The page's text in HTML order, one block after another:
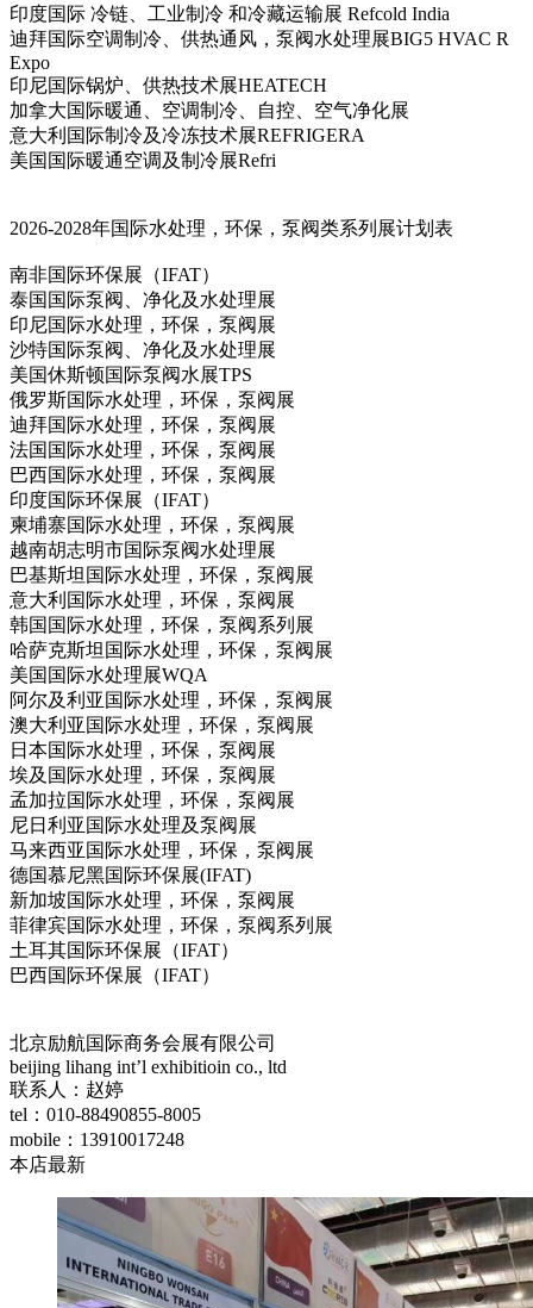
印度国际 冷链、工业制冷 和冷藏运输展 Refcold India
迪拜国际空调制冷、供热通风，泵阀水处理展BIG5 HVAC R
Expo
印尼国际锅炉、供热技术展HEATECH
加拿大国际暖通、空调制冷、自控、空气净化展
意大利国际制冷及冷冻技术展REFRIGERA
美国国际暖通空调及制冷展Refri
2026-2028年国际水处理，环保，泵阀类系列展计划表
南非国际环保展（IFAT）
泰国国际泵阀、净化及水处理展
印尼国际水处理，环保，泵阀展
沙特国际泵阀、净化及水处理展
美国休斯顿国际泵阀水展TPS
俄罗斯国际水处理，环保，泵阀展
迪拜国际水处理，环保，泵阀展
法国国际水处理，环保，泵阀展
巴西国际水处理，环保，泵阀展
印度国际环保展（IFAT）
柬埔寨国际水处理，环保，泵阀展
越南胡志明市国际泵阀水处理展
巴基斯坦国际水处理，环保，泵阀展
意大利国际水处理，环保，泵阀展
韩国国际水处理，环保，泵阀系列展
哈萨克斯坦国际水处理，环保，泵阀展
美国国际水处理展WQA
阿尔及利亚国际水处理，环保，泵阀展
澳大利亚国际水处理，环保，泵阀展
日本国际水处理，环保，泵阀展
埃及国际水处理，环保，泵阀展
孟加拉国际水处理，环保，泵阀展
尼日利亚国际水处理及泵阀展
马来西亚国际水处理，环保，泵阀展
德国慕尼黑国际环保展(IFAT)
新加坡国际水处理，环保，泵阀展
菲律宾国际水处理，环保，泵阀系列展
土耳其国际环保展（IFAT）
巴西国际环保展（IFAT）
北京励航国际商务会展有限公司
beijing lihang int’l exhibitioin co., ltd
联系人：赵婷
tel：010-88490855-8005
mobile：13910017248
本店最新